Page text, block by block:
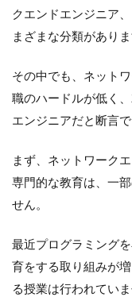
クエンドエンジニア
まざまな分類がありま
その中でも、ネット
職のハードルが低く
エンジニアだと断言で
まず、ネットワーク
専門的な教育は、一
せん。
最近プログラミング
育をする取り組みが
る授業は行われていま